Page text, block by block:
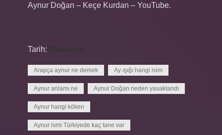
Aynur Doğan – Keçe Kurdan – YouTube.
Tarih:
Arapça aynur ne demek Ay ışığı hangi isim
Aynur anlamı ne Aynur Doğan neden yasaklandı
Aynur hangi köken
Aynur ismi Türkiyede kaç tane var